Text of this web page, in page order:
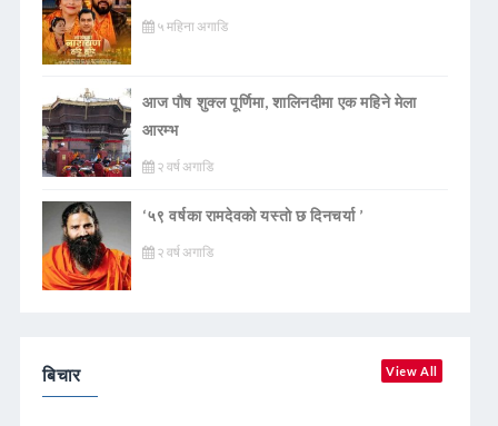
५ महिना अगाडि
आज पौष शुक्ल पूर्णिमा, शालिनदीमा एक महिने मेला
आरम्भ
२ वर्ष अगाडि
‘५९ वर्षका रामदेवकाे यस्ताे छ दिनचर्या ’
२ वर्ष अगाडि
बिचार View All